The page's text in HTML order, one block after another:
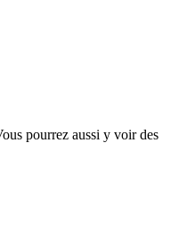
pourrez aussi y voir des